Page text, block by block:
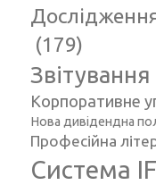
(179)
Звітування
Корпоративне
Нова дивідендна
Професійна
Система